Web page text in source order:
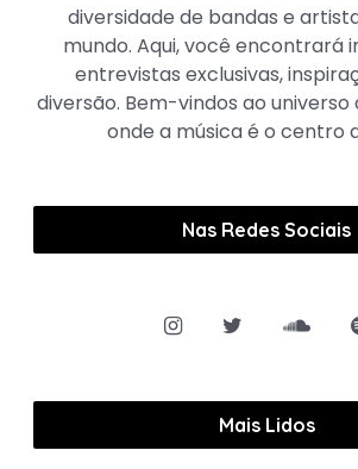
diversidade de bandas e
mundo. Aqui, você encontrará
entrevistas exclusivas,
diversão. Bem-vindos ao universo
onde a música é o centro
Nas Redes Sociais
Mais Lidos